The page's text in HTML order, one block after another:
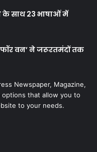
के साथ 23 भाषाओं में
वन’ ने जरूरतमंदों तक
Newspaper, Magazine,
options that allow you to
to your needs.